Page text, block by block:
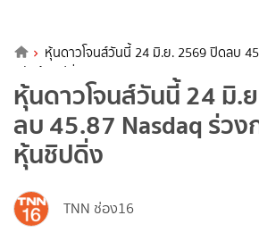
หุ้นดาวโจนส์วันนี้ 24 มิ.ย. 2569 ปิดลบ
หลังหุ้นชิปดิ่ง
หุ้นดาวโจนส์วันนี้ 24 มิ.
ลบ 45.87 Nasdaq ร่วง
หุ้นชิปดิ่ง
TNN ช่อง16